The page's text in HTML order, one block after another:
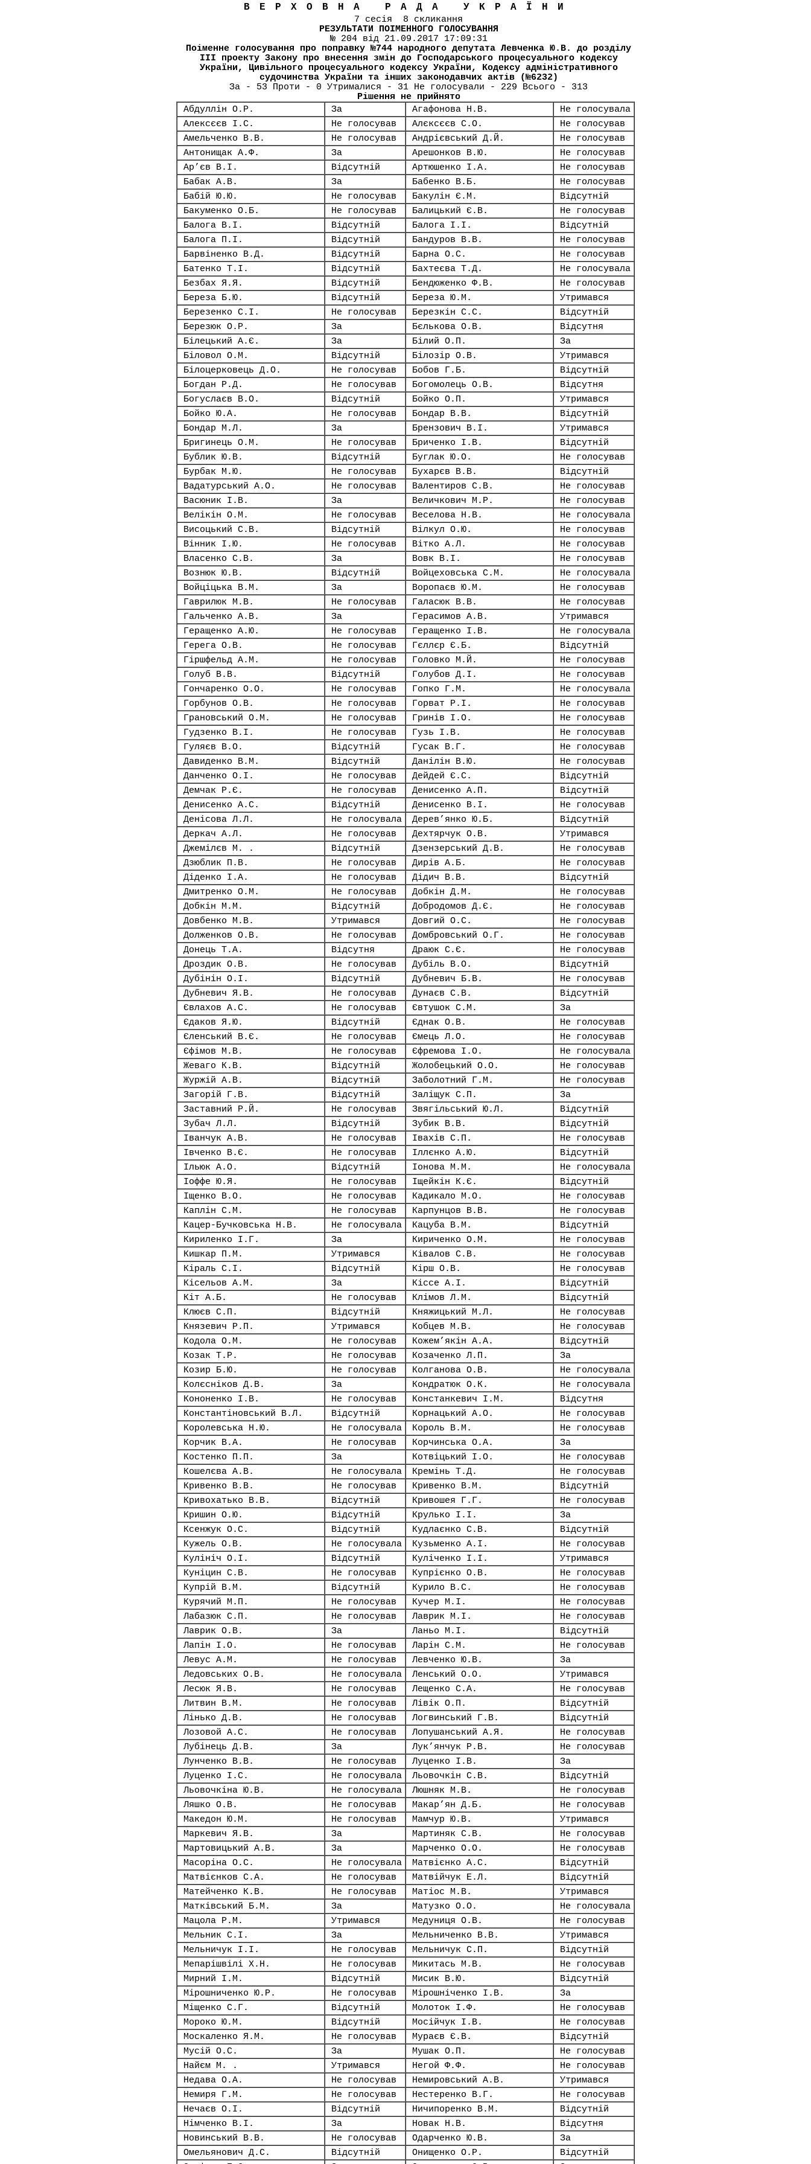
ВЕРХОВНА РАДА УКРАЇНИ
7 сесія 8 скликання
РЕЗУЛЬТАТИ ПОІМЕННОГО ГОЛОСУВАННЯ
№ 204 від 21.09.2017 17:09:31
Поіменне голосування про поправку №744 народного депутата Левченка Ю.В. до розділу
III проекту Закону про внесення змін до Господарського процесуального кодексу
України, Цивільного процесуального кодексу України, Кодексу адміністративного
судочинства України та інших законодавчих актів (№6232)
За - 53 Проти - 0 Утрималися - 31 Не голосували - 229 Всього - 313
Рішення не прийнято
Абдуллін О.Р.
За Агафонова Н.В.
Не голосувала
Алексєєв І.С.
Не голосував Алєксєєв С.О.
Не голосував
Амельченко В.В.
Не голосував Андрієвський Д.Й.
Не голосував
Антонищак А.Ф.
За Арешонков В.Ю.
Не голосував
Ар’єв В.І.
Відсутній Артюшенко І.А.
Не голосував
Бабак А.В.
За Бабенко В.Б.
Не голосував
Бабій Ю.Ю.
Не голосував Бакулін Є.М.
Відсутній
Бакуменко О.Б.
Не голосував Балицький Є.В.
Не голосував
Балога В.І.
Відсутній Балога І.І.
Відсутній
Балога П.І.
Відсутній Бандуров В.В.
Не голосував
Барвіненко В.Д.
Відсутній Барна О.С.
Не голосував
Батенко Т.І.
Відсутній Бахтеєва Т.Д.
Не голосувала
Безбах Я.Я.
Відсутній Бендюженко Ф.В.
Не голосував
Береза Б.Ю.
Відсутній Береза Ю.М.
Утримався
Березенко С.І.
Не голосував Березкін С.С.
Відсутній
Березюк О.Р.
За Бєлькова О.В.
Відсутня
Білецький А.Є.
За Білий О.П.
За
Біловол О.М.
Відсутній Білозір О.В.
Утримався
Білоцерковець Д.О.
Не голосував Бобов Г.Б.
Відсутній
Богдан Р.Д.
Не голосував Богомолець О.В.
Відсутня
Богуслаєв В.О.
Відсутній Бойко О.П.
Утримався
Бойко Ю.А.
Не голосував Бондар В.В.
Відсутній
Бондар М.Л.
За Брензович В.І.
Утримався
Бригинець О.М.
Не голосував Бриченко І.В.
Відсутній
Бублик Ю.В.
Відсутній Буглак Ю.О.
Не голосував
Бурбак М.Ю.
Не голосував Бухарєв В.В.
Відсутній
Вадатурський А.О.
Не голосував Валентиров С.В.
Не голосував
Васюник І.В.
За Величкович М.Р.
Не голосував
Велікін О.М.
Не голосував Веселова Н.В.
Не голосувала
Висоцький С.В.
Відсутній Вілкул О.Ю.
Не голосував
Вінник І.Ю.
Не голосував Вітко А.Л.
Не голосував
Власенко С.В.
За Вовк В.І.
Не голосував
Вознюк Ю.В.
Відсутній Войцеховська С.М.
Не голосувала
Войціцька В.М.
За Воропаєв Ю.М.
Не голосував
Гаврилюк М.В.
Не голосував Галасюк В.В.
Не голосував
Гальченко А.В.
За Герасимов А.В.
Утримався
Геращенко А.Ю.
Не голосував Геращенко І.В.
Не голосувала
Герега О.В.
Не голосував Гєллєр Є.Б.
Відсутній
Гіршфельд А.М.
Не голосував Головко М.Й.
Не голосував
Голуб В.В.
Відсутній Голубов Д.І.
Не голосував
Гончаренко О.О.
Не голосував Гопко Г.М.
Не голосувала
Горбунов О.В.
Не голосував Горват Р.І.
Не голосував
Грановський О.М.
Не голосував Гринів І.О.
Не голосував
Гудзенко В.І.
Не голосував Гузь І.В.
Не голосував
Гуляєв В.О.
Відсутній Гусак В.Г.
Не голосував
Давиденко В.М.
Відсутній Данілін В.Ю.
Не голосував
Данченко О.І.
Не голосував Дейдей Є.С.
Відсутній
Демчак Р.Є.
Не голосував Денисенко А.П.
Відсутній
Денисенко А.С.
Відсутній Денисенко В.І.
Не голосував
Денісова Л.Л.
Не голосувала Дерев’янко Ю.Б.
Відсутній
Деркач А.Л.
Не голосував Дехтярчук О.В.
Утримався
Джемілєв М. .
Відсутній Дзензерський Д.В.
Не голосував
Дзюблик П.В.
Не голосував Дирів А.Б.
Не голосував
Діденко І.А.
Не голосував Дідич В.В.
Відсутній
Дмитренко О.М.
Не голосував Добкін Д.М.
Не голосував
Добкін М.М.
Відсутній Добродомов Д.Є.
Не голосував
Довбенко М.В.
Утримався Довгий О.С.
Не голосував
Долженков О.В.
Не голосував Домбровський О.Г.
Не голосував
Донець Т.А.
Відсутня Драюк С.Є.
Не голосував
Дроздик О.В.
Не голосував Дубіль В.О.
Відсутній
Дубінін О.І.
Відсутній Дубневич Б.В.
Не голосував
Дубневич Я.В.
Не голосував Дунаєв С.В.
Відсутній
Євлахов А.С.
Не голосував Євтушок С.М.
За
Єдаков Я.Ю.
Відсутній Єднак О.В.
Не голосував
Єленський В.Є.
Не голосував Ємець Л.О.
Не голосував
Єфімов М.В.
Не голосував Єфремова І.О.
Не голосувала
Жеваго К.В.
Відсутній Жолобецький О.О.
Не голосував
Журжій А.В.
Відсутній Заболотний Г.М.
Не голосував
Загорій Г.В.
Відсутній Заліщук С.П.
За
Заставний Р.Й.
Не голосував Звягільський Ю.Л.
Відсутній
Зубач Л.Л.
Відсутній Зубик В.В.
Відсутній
Іванчук А.В.
Не голосував Івахів С.П.
Не голосував
Івченко В.Є.
Не голосував Іллєнко А.Ю.
Відсутній
Ільюк А.О.
Відсутній Іонова М.М.
Не голосувала
Іоффе Ю.Я.
Не голосував Іщейкін К.Є.
Відсутній
Іщенко В.О.
Не голосував Кадикало М.О.
Не голосував
Каплін С.М.
Не голосував Карпунцов В.В.
Не голосував
Кацер-Бучковська Н.В.
Не голосувала Кацуба В.М.
Відсутній
Кириленко І.Г.
За Кириченко О.М.
Не голосував
Кишкар П.М.
Утримався Ківалов С.В.
Не голосував
Кіраль С.І.
Відсутній Кірш О.В.
Не голосував
Кісельов А.М.
За Кіссе А.І.
Відсутній
Кіт А.Б.
Не голосував Клімов Л.М.
Відсутній
Клюєв С.П.
Відсутній Княжицький М.Л.
Не голосував
Князевич Р.П.
Утримався Кобцев М.В.
Не голосував
Кодола О.М.
Не голосував Кожем’якін А.А.
Відсутній
Козак Т.Р.
Не голосував Козаченко Л.П.
За
Козир Б.Ю.
Не голосував Колганова О.В.
Не голосувала
Колєсніков Д.В.
За Кондратюк О.К.
Не голосувала
Кононенко І.В.
Не голосував Констанкевич І.М.
Відсутня
Константіновський В.Л.
Відсутній Корнацький А.О.
Не голосував
Королевська Н.Ю.
Не голосувала Король В.М.
Не голосував
Корчик В.А.
Не голосував Корчинська О.А.
За
Костенко П.П.
За Котвіцький І.О.
Не голосував
Кошелєва А.В.
Не голосувала Кремінь Т.Д.
Не голосував
Кривенко В.В.
Не голосував Кривенко В.М.
Відсутній
Кривохатько В.В.
Відсутній Кривошея Г.Г.
Не голосував
Кришин О.Ю.
Відсутній Крулько І.І.
За
Ксенжук О.С.
Відсутній Кудлаєнко С.В.
Відсутній
Кужель О.В.
Не голосувала Кузьменко А.І.
Не голосував
Кулініч О.І.
Відсутній Куліченко І.І.
Утримався
Куніцин С.В.
Не голосував Купрієнко О.В.
Не голосував
Купрій В.М.
Відсутній Курило В.С.
Не голосував
Курячий М.П.
Не голосував Кучер М.І.
Не голосував
Лабазюк С.П.
Не голосував Лаврик М.І.
Не голосував
Лаврик О.В.
За Ланьо М.І.
Відсутній
Лапін І.О.
Не голосував Ларін С.М.
Не голосував
Левус А.М.
Не голосував Левченко Ю.В.
За
Ледовських О.В.
Не голосувала Ленський О.О.
Утримався
Лесюк Я.В.
Не голосував Лещенко С.А.
Не голосував
Литвин В.М.
Не голосував Лівік О.П.
Відсутній
Лінько Д.В.
Не голосував Логвинський Г.В.
Відсутній
Лозовой А.С.
Не голосував Лопушанський А.Я.
Не голосував
Лубінець Д.В.
За Лук’янчук Р.В.
Не голосував
Лунченко В.В.
Не голосував Луценко І.В.
За
Луценко І.С.
Не голосувала Льовочкін С.В.
Відсутній
Льовочкіна Ю.В.
Не голосувала Люшняк М.В.
Не голосував
Ляшко О.В.
Не голосував Макар’ян Д.Б.
Не голосував
Македон Ю.М.
Не голосував Мамчур Ю.В.
Утримався
Маркевич Я.В.
За Мартиняк С.В.
Не голосував
Мартовицький А.В.
За Марченко О.О.
Не голосував
Масоріна О.С.
Не голосувала Матвієнко А.С.
Відсутній
Матвієнков С.А.
Не голосував Матвійчук Е.Л.
Відсутній
Матейченко К.В.
Не голосував Матіос М.В.
Утримався
Матківський Б.М.
За Матузко О.О.
Не голосувала
Мацола Р.М.
Утримався Медуниця О.В.
Не голосував
Мельник С.І.
За Мельниченко В.В.
Утримався
Мельничук І.І.
Не голосував Мельничук С.П.
Відсутній
Мепарішвілі Х.Н.
Не голосував Микитась М.В.
Не голосував
Мирний І.М.
Відсутній Мисик В.Ю.
Відсутній
Мірошниченко Ю.Р.
Не голосував Мірошніченко І.В.
За
Міщенко С.Г.
Відсутній Молоток І.Ф.
Не голосував
Мороко Ю.М.
Відсутній Мосійчук І.В.
Не голосував
Москаленко Я.М.
Не голосував Мураєв Є.В.
Відсутній
Мусій О.С.
За Мушак О.П.
Не голосував
Найєм М. .
Утримався Негой Ф.Ф.
Не голосував
Недава О.А.
Не голосував Немировський А.В.
Утримався
Немиря Г.М.
Не голосував Нестеренко В.Г.
Не голосував
Нечаєв О.І.
Відсутній Ничипоренко В.М.
Відсутній
Німченко В.І.
За Новак Н.В.
Відсутня
Новинський В.В.
Не голосував Одарченко Ю.В.
За
Омельянович Д.С.
Відсутній Онищенко О.Р.
Відсутній